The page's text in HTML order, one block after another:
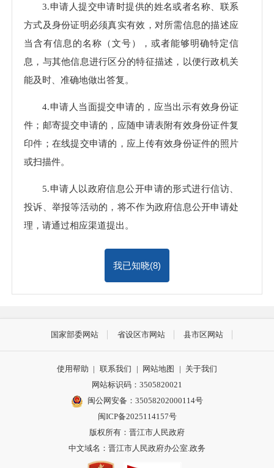
3.申请人提交申请时提供的姓名或者名称、联系
方式及身份证明必须真实有效，对所需信息的描述应
当含有信息的名称（文号），或者能够明确特定信
息，与其他信息进行区分的特征描述，以便行政机关
能及时、准确地做出答复。
4.申请人当面提交申请的，应当出示有效身份证
件；邮寄提交申请的，应随申请表附有效身份证件复
印件；在线提交申请的，应上传有效身份证件的照片
或扫描件。
5.申请人以政府信息公开申请的形式进行信访、
投诉、举报等活动的，将不作为政府信息公开申请处
理，请通过相应渠道提出。
我已知晓(8)
国家部委网站 省设区市网站 县市区网站
使用帮助 | 联系我们 | 网站地图 | 关于我们
网站标识码：3505820021
闽公网安备：35058202000114号
闽ICP备2025114157号
版权所有：晋江市人民政府
中文域名：晋江市人民政府办公室.政务